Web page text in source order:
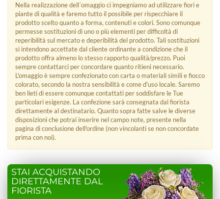
Nella realizzazione dell´omaggio ci impegniamo ad utilizzare fiori e
piante di qualità e faremo tutto il possibile per rispecchiare il
prodotto scelto quanto a forma, contenuti e colori. Sono comunque
permesse sostituzioni di uno o più elementi per difficoltà di
reperibilità sul mercato e deperibilità del prodotto. Tali sostituzioni
si intendono accettate dal cliente ordinante a condizione che il
prodotto offra almeno lo stesso rapporto qualità/prezzo. Puoi
sempre contattarci per concordare quanto ritieni necessario.
L'omaggio è sempre confezionato con carta o materiali simili e fiocco
colorato, secondo la nostra sensibilità e come d'uso locale. Saremo
ben lieti di essere comunque contattati per soddisfare le Tue
particolari esigenze. La confezione sarà consegnata dal fiorista
direttamente al destinatario. Quanto sopra fatte salve le diverse
disposizioni che potrai inserire nel campo note, presente nella
pagina di conclusione dell'ordine (non vincolanti se non concordate
prima con noi).
STAI ACQUISTANDO
DIRETTAMENTE DAL
FIORISTA